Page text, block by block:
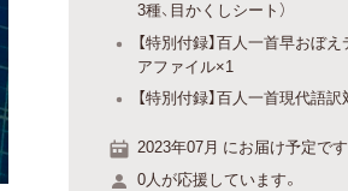
3種、目かくしシート）
【特別付録】百人一首早おぼ
アファイル×1
【特別付録】百人一首現代語
2023年07月 にお届け予定です
0人が応援しています。